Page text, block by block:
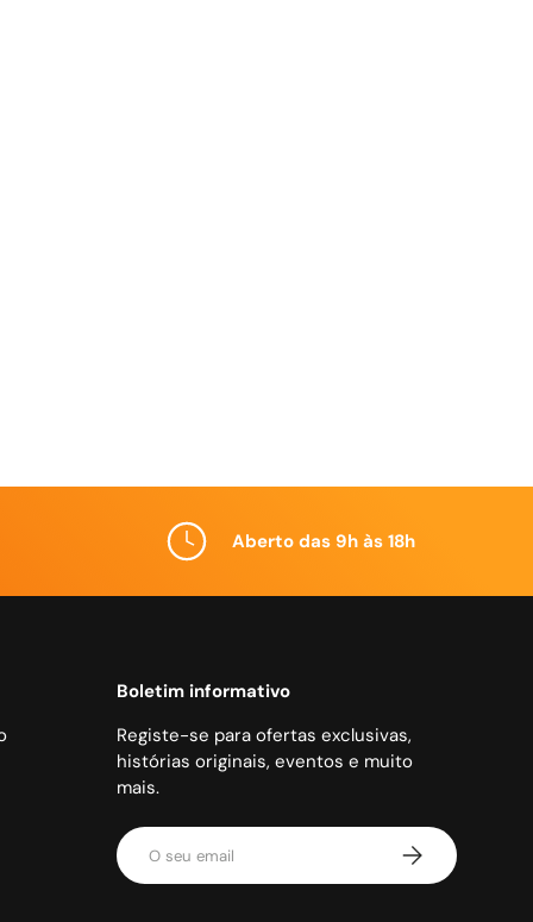
Aberto das 9h às 18h
Boletim informativo
Registe-se para ofertas exclusivas,
histórias originais, eventos e muito
mais.
Email
Subscrever